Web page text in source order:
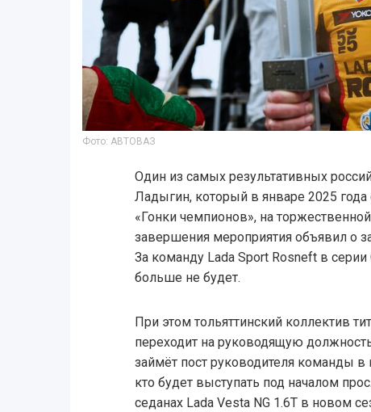
Фото: АВТОВАЗ
Один из самых результативных
Ладыгин, который в январе 2025
«Гонки чемпионов», на
завершения мероприятия объявил о
За команду Lada Sport Rosneft в
больше не будет.
При этом тольяттинский коллектив
переходит на руководящую
займёт пост руководителя команды
кто будет выступать под началом
седанах Lada Vesta NG 1.6T в новом